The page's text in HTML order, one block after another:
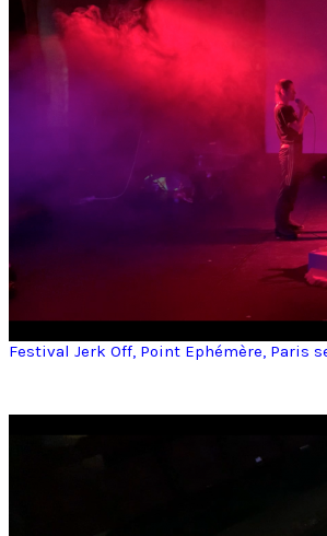
Festival Jerk Off, Point Ephémère, Paris